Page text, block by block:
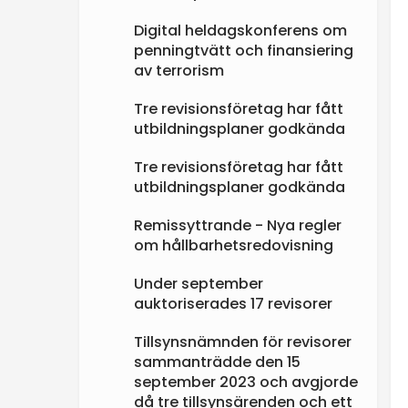
Digital heldagskonferens om
penningtvätt och finansiering
av terrorism
Tre revisionsföretag har fått
utbildningsplaner godkända
Tre revisionsföretag har fått
utbildningsplaner godkända
Remissyttrande - Nya regler
om hållbarhetsredovisning
Under september
auktoriserades 17 revisorer
Tillsynsnämnden för revisorer
sammanträdde den 15
september 2023 och avgjorde
då tre tillsynsärenden och ett